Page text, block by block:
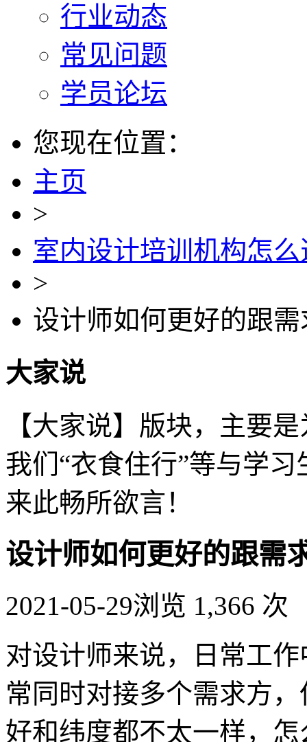
行业动态
常见问题
学员论坛
您现在位置：
主页
>
室内设计培训机构怎么
>
设计师如何更好的跟
大家说
【大家说】版块，主要
我们“衣食住行”等与学
来此畅所欲言！
设计师如何更好的跟需
2021-05-29浏览 1,366 次
对设计师来说，日常工
常同时对接多个需求方
好和纬度都不太一样，